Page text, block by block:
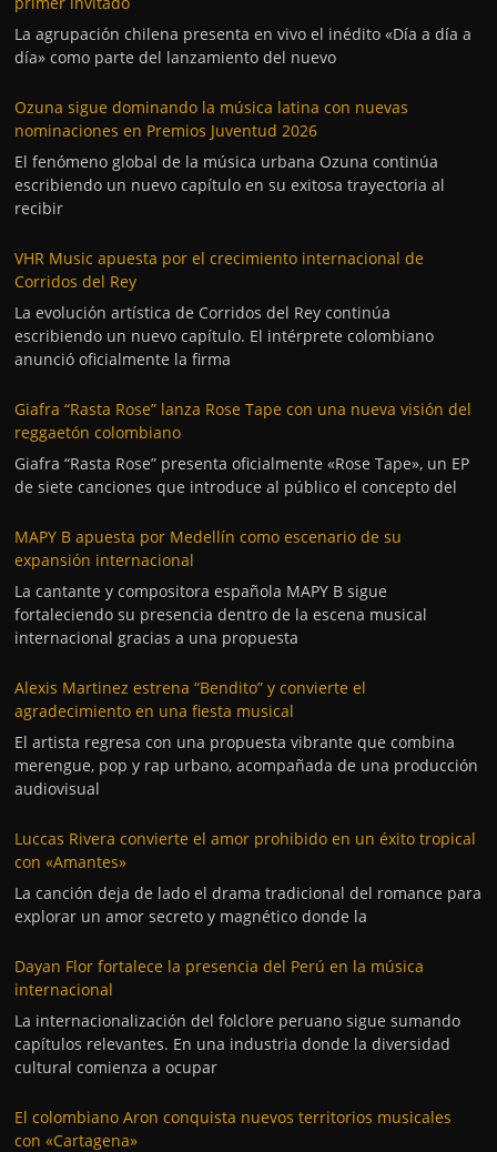
La agrupación chilena presenta en vivo el inédito «Día a día a
día» como parte del lanzamiento del nuevo
Ozuna sigue dominando la música latina con nuevas
nominaciones en Premios Juventud 2026
El fenómeno global de la música urbana Ozuna continúa
escribiendo un nuevo capítulo en su exitosa trayectoria al
recibir
VHR Music apuesta por el crecimiento internacional de
Corridos del Rey
La evolución artística de Corridos del Rey continúa
escribiendo un nuevo capítulo. El intérprete colombiano
anunció oficialmente la firma
Giafra “Rasta Rose” lanza Rose Tape con una nueva visión del
reggaetón colombiano
Giafra “Rasta Rose” presenta oficialmente «Rose Tape», un EP
de siete canciones que introduce al público el concepto del
MAPY B apuesta por Medellín como escenario de su
expansión internacional
La cantante y compositora española MAPY B sigue
fortaleciendo su presencia dentro de la escena musical
internacional gracias a una propuesta
Alexis Martinez estrena “Bendito” y convierte el
agradecimiento en una fiesta musical
El artista regresa con una propuesta vibrante que combina
merengue, pop y rap urbano, acompañada de una producción
audiovisual
Luccas Rivera convierte el amor prohibido en un éxito tropical
con «Amantes»
La canción deja de lado el drama tradicional del romance para
explorar un amor secreto y magnético donde la
Dayan Flor fortalece la presencia del Perú en la música
internacional
La internacionalización del folclore peruano sigue sumando
capítulos relevantes. En una industria donde la diversidad
cultural comienza a ocupar
El colombiano Aron conquista nuevos territorios musicales
con «Cartagena»